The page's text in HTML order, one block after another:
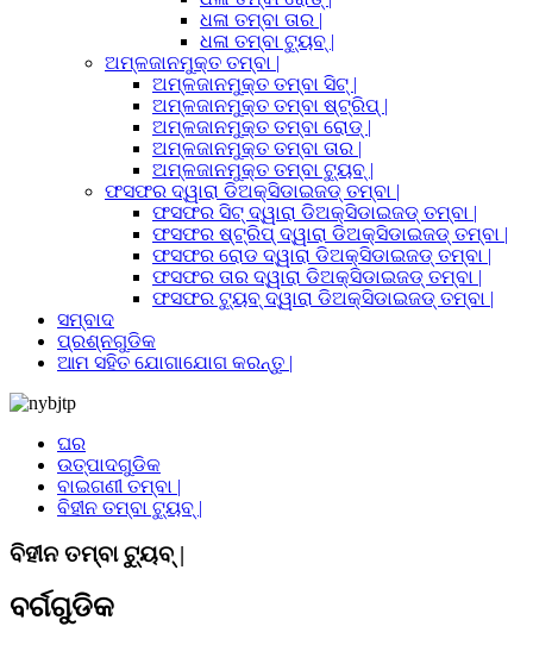
ଧଳା ତମ୍ବା ତାର |
ଧଳା ତମ୍ବା ଟ୍ୟୁବ୍ |
ଅମ୍ଳଜାନମୁକ୍ତ ତମ୍ବା |
ଅମ୍ଳଜାନମୁକ୍ତ ତମ୍ବା ସିଟ୍ |
ଅମ୍ଳଜାନମୁକ୍ତ ତମ୍ବା ଷ୍ଟ୍ରିପ୍ |
ଅମ୍ଳଜାନମୁକ୍ତ ତମ୍ବା ରୋଡ୍ |
ଅମ୍ଳଜାନମୁକ୍ତ ତମ୍ବା ତାର |
ଅମ୍ଳଜାନମୁକ୍ତ ତମ୍ବା ଟ୍ୟୁବ୍ |
ଫସଫର ଦ୍ୱାରା ଡିଅକ୍ସିଡାଇଜଡ୍ ତମ୍ବା |
ଫସଫର ସିଟ୍ ଦ୍ୱାରା ଡିଅକ୍ସିଡାଇଜଡ୍ ତମ୍ବା |
ଫସଫର ଷ୍ଟ୍ରିପ୍ ଦ୍ୱାରା ଡିଅକ୍ସିଡାଇଜଡ୍ ତମ୍ବା |
ଫସଫର ରୋଡ ଦ୍ୱାରା ଡିଅକ୍ସିଡାଇଜଡ୍ ତମ୍ବା |
ଫସଫର ତାର ଦ୍ୱାରା ଡିଅକ୍ସିଡାଇଜଡ୍ ତମ୍ବା |
ଫସଫର ଟ୍ୟୁବ୍ ଦ୍ୱାରା ଡିଅକ୍ସିଡାଇଜଡ୍ ତମ୍ବା |
ସମ୍ବାଦ
ପ୍ରଶ୍ନଗୁଡିକ
ଆମ ସହିତ ଯୋଗାଯୋଗ କରନ୍ତୁ |
ଘର
ଉତ୍ପାଦଗୁଡିକ
ବାଇଗଣୀ ତମ୍ବା |
ବିହୀନ ତମ୍ବା ଟ୍ୟୁବ୍ |
ବିହୀନ ତମ୍ବା ଟ୍ୟୁବ୍ |
ବର୍ଗଗୁଡିକ